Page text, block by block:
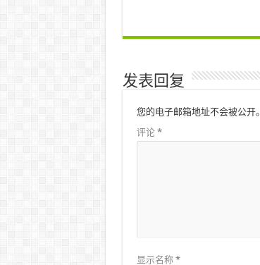
发表回复
您的电子邮箱地址不会被公开。
评论 *
显示名称 *